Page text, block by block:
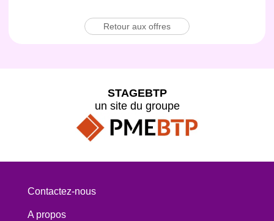
Retour aux offres
STAGEBTP
un site du groupe
Contactez-nous
A propos